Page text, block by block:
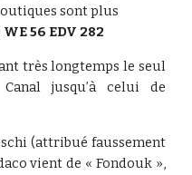
sont plus
WE 56 EDV 282
très longtemps le seul
jusqu’à celui de
(attribué faussement
vient de « Fondouk »,